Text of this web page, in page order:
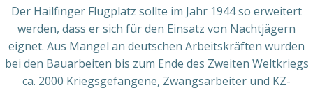
Der Hailfinger Flugplatz sollte im Jahr 1944 so erweitert
werden, dass er sich für den Einsatz von Nachtjägern
eignet. Aus Mangel an deutschen Arbeitskräften wurden
bei den Bauarbeiten bis zum Ende des Zweiten Weltkriegs
ca. 2000 Kriegsgefangene, Zwangsarbeiter und KZ-